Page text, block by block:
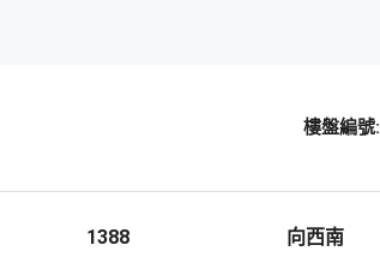
樓盤編號:
1388 向西南